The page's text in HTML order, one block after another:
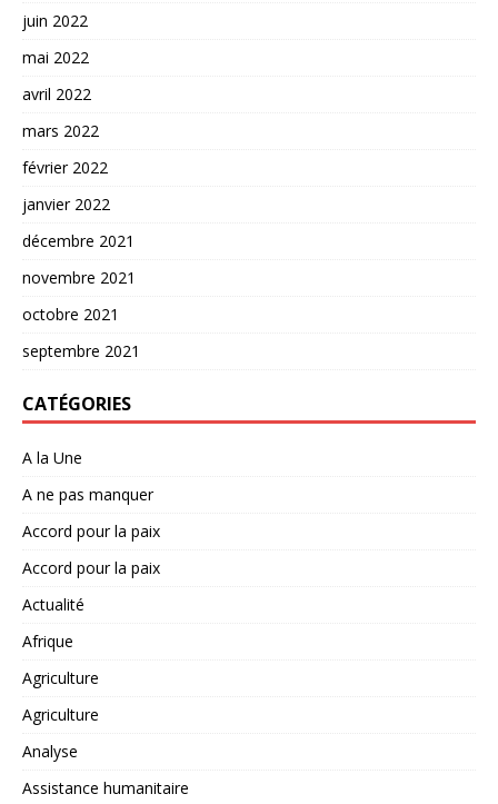
juin 2022
mai 2022
avril 2022
mars 2022
février 2022
janvier 2022
décembre 2021
novembre 2021
octobre 2021
septembre 2021
CATÉGORIES
A la Une
A ne pas manquer
Accord pour la paix
Accord pour la paix
Actualité
Afrique
Agriculture
Agriculture
Analyse
Assistance humanitaire